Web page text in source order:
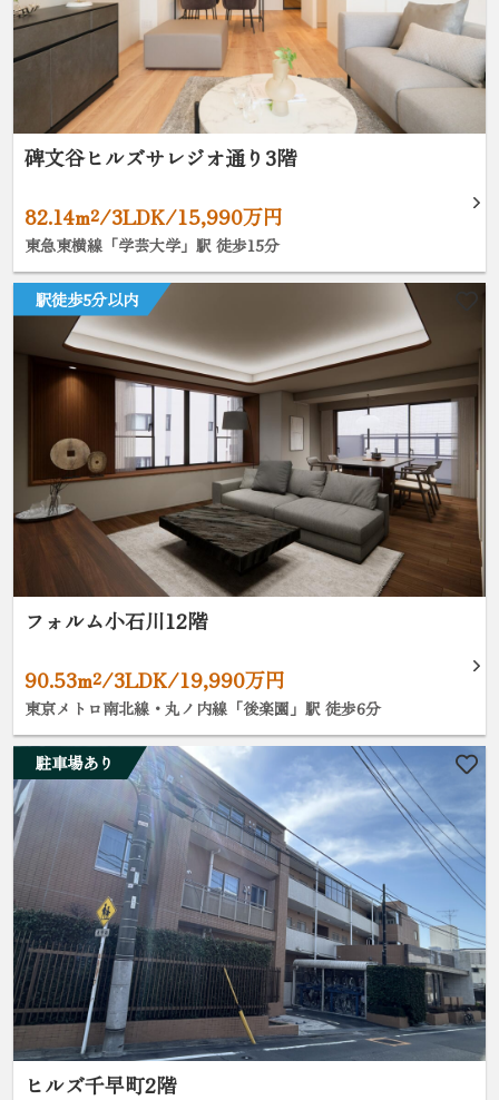
碑文谷ヒルズサレジオ通り3階
82.14m²/3LDK/15,990万円
東急東横線「学芸大学」駅 徒歩15分
駅徒歩5分以内
フォルム小石川12階
90.53m²/3LDK/19,990万円
東京メトロ南北線・丸ノ内線「後楽園」駅 徒歩6分
駐車場あり
ヒルズ千早町2階